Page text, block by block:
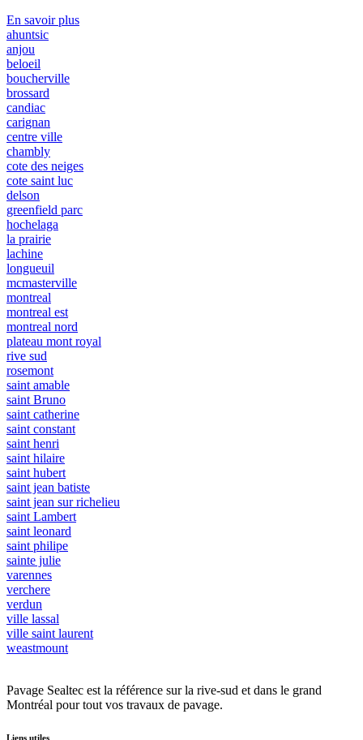
En savoir plus
ahuntsic
anjou
beloeil
boucherville
brossard
candiac
carignan
centre ville
chambly
cote des neiges
cote saint luc
delson
greenfield parc
hochelaga
la prairie
lachine
longueuil
mcmasterville
montreal
montreal est
montreal nord
plateau mont royal
rive sud
rosemont
saint amable
saint Bruno
saint catherine
saint constant
saint henri
saint hilaire
saint hubert
saint jean batiste
saint jean sur richelieu
saint Lambert
saint leonard
saint philipe
sainte julie
varennes
verchere
verdun
ville lassal
ville saint laurent
weastmount
Pavage Sealtec est la référence sur la rive-sud et dans le grand
Montréal pour tout vos travaux de pavage.
Liens utiles